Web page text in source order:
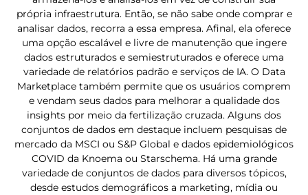
própria infraestrutura. Então, se não sabe onde comprar e
analisar dados, recorra a essa empresa. Afinal, ela oferece
uma opção escalável e livre de manutenção que ingere
dados estruturados e semiestruturados e oferece uma
variedade de relatórios padrão e serviços de IA. O Data
Marketplace também permite que os usuários comprem
e vendam seus dados para melhorar a qualidade dos
insights por meio da fertilização cruzada. Alguns dos
conjuntos de dados em destaque incluem pesquisas de
mercado da MSCI ou S&P Global e dados epidemiológicos
COVID da Knoema ou Starschema. Há uma grande
variedade de conjuntos de dados para diversos tópicos,
desde estudos demográficos a marketing, mídia ou